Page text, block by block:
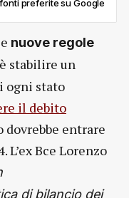
preferite su Google
nuove regole
stabilire un
ogni stato
il debito
dovrebbe entrare
Bce Lorenzo
di bilancio dei